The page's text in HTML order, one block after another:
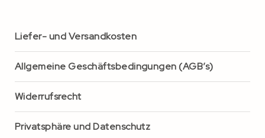
Liefer- und Versandkosten
Allgemeine Geschäftsbedingungen (AGB’s)
Widerrufsrecht
Privatsphäre und Datenschutz